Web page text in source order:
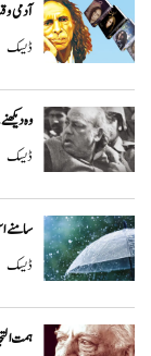
آدمی
ڈیسک
وہ
ڈیسک
سامنے
ڈیسک
ہمت